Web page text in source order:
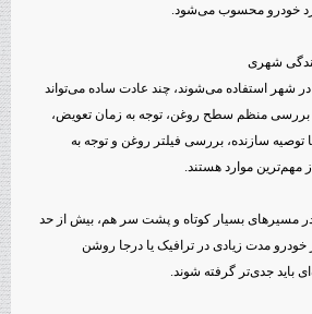
خودرو محسوب می‌شود.
شهری
شهر استفاده می‌شوند، چند عادت ساده می‌تواند
بررسی منظم سطح روغن، توجه به زمان تعویض،
توصیه سازنده، بررسی فیلتر روغن و توجه به
مهم‌ترین موارد هستند.
مسیرهای بسیار کوتاه و پشت سر هم، بیش از حد
مدت زیادی در ترافیک یا درجا روشن
باید جدی‌تر گرفته شوند.